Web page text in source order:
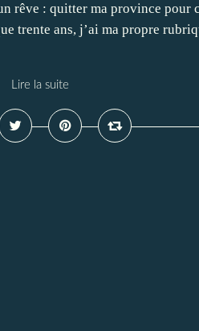
rêve : quitter ma province pour
trente ans, j’ai ma propre
Lire la suite